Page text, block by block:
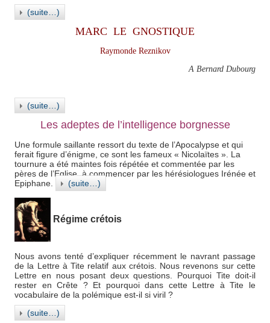
(suite…)
MARC LE GNOSTIQUE
Raymonde Reznikov
A Bernard Dubourg
(suite…)
Les adeptes de l’intelligence borgnesse
Une formule saillante ressort du texte de l’Apocalypse et qui
ferait figure d’énigme, ce sont les fameux « Nicolaïtes ». La
tournure a été maintes fois répétée et commentée par les
pères de l’Eglise, à commencer par les hérésiologues Irénée et
Epiphane.
(suite…)
Régime crétois
Nous avons tenté d’expliquer récemment le navrant passage
de la Lettre à Tite relatif aux crétois. Nous revenons sur cette
Lettre en nous posant deux questions. Pourquoi Tite doit-il
rester en Crête ? Et pourquoi dans cette Lettre à Tite le
vocabulaire de la polémique est-il si viril ?
(suite…)